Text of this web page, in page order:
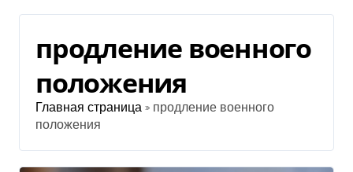
продление военного
положения
Главная страница » продление военного
положения